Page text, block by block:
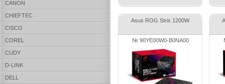
CANON
CHIEFTEC
CISCO
COREL
CUDY
D-LINK
DELL
Asus ROG Strix 1200W
№ 90YE00W0-B0NA00